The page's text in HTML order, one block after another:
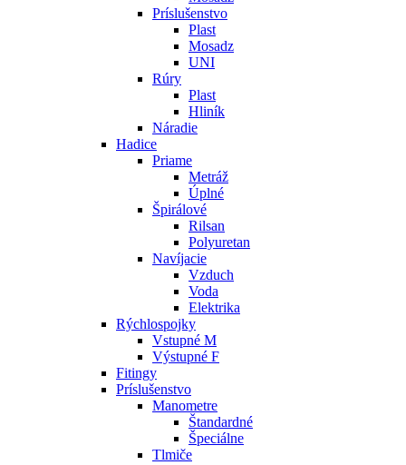
Príslušenstvo
Plast
Mosadz
UNI
Rúry
Plast
Hliník
Náradie
Hadice
Priame
Metráž
Úplné
Špirálové
Rilsan
Polyuretan
Navíjacie
Vzduch
Voda
Elektrika
Rýchlospojky
Vstupné M
Výstupné F
Fitingy
Príslušenstvo
Manometre
Štandardné
Špeciálne
Tlmiče